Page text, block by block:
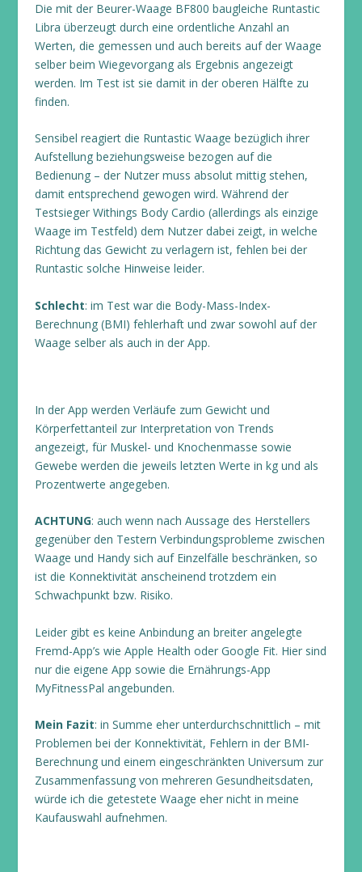
Die mit der Beurer-Waage BF800 baugleiche Runtastic
Libra überzeugt durch eine ordentliche Anzahl an
Werten, die gemessen und auch bereits auf der Waage
selber beim Wiegevorgang als Ergebnis angezeigt
werden. Im Test ist sie damit in der oberen Hälfte zu
finden.
Sensibel reagiert die Runtastic Waage bezüglich ihrer
Aufstellung beziehungsweise bezogen auf die
Bedienung – der Nutzer muss absolut mittig stehen,
damit entsprechend gewogen wird. Während der
Testsieger Withings Body Cardio (allerdings als einzige
Waage im Testfeld) dem Nutzer dabei zeigt, in welche
Richtung das Gewicht zu verlagern ist, fehlen bei der
Runtastic solche Hinweise leider.
Schlecht: im Test war die Body-Mass-Index-
Berechnung (BMI) fehlerhaft und zwar sowohl auf der
Waage selber als auch in der App.
In der App werden Verläufe zum Gewicht und
Körperfettanteil zur Interpretation von Trends
angezeigt, für Muskel- und Knochenmasse sowie
Gewebe werden die jeweils letzten Werte in kg und als
Prozentwerte angegeben.
ACHTUNG: auch wenn nach Aussage des Herstellers
gegenüber den Testern Verbindungsprobleme zwischen
Waage und Handy sich auf Einzelfälle beschränken, so
ist die Konnektivität anscheinend trotzdem ein
Schwachpunkt bzw. Risiko.
Leider gibt es keine Anbindung an breiter angelegte
Fremd-App’s wie Apple Health oder Google Fit. Hier sind
nur die eigene App sowie die Ernährungs-App
MyFitnessPal angebunden.
Mein Fazit: in Summe eher unterdurchschnittlich – mit
Problemen bei der Konnektivität, Fehlern in der BMI-
Berechnung und einem eingeschränkten Universum zur
Zusammenfassung von mehreren Gesundheitsdaten,
würde ich die getestete Waage eher nicht in meine
Kaufauswahl aufnehmen.